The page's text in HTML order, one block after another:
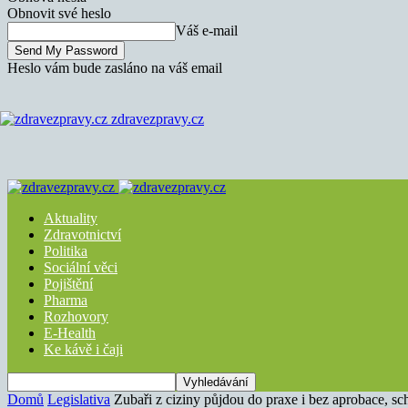
Obnovit své heslo
Váš e-mail
Heslo vám bude zasláno na váš email
zdravezpravy.cz
Aktuality
Zdravotnictví
Politika
Sociální věci
Pojištění
Pharma
Rozhovory
E-Health
Ke kávě i čaji
Domů Legislativa Zubaři z ciziny půjdou do praxe i bez aprobace,